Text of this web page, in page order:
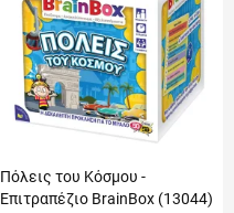
Πόλεις του Κόσμου -
Επιτραπέζιο BrainBox (13044)